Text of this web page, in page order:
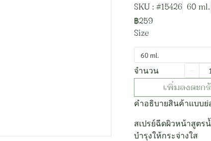
SKU : #15426 60 ml.
฿259
Size
60 ml.
จำนวน
เพิ่มลงตะก
คำอธิบายสินค้าแบบย่
สเปรย์ฉีดผิวหน้าสูตร
บำรุงให้กระจ่างใส